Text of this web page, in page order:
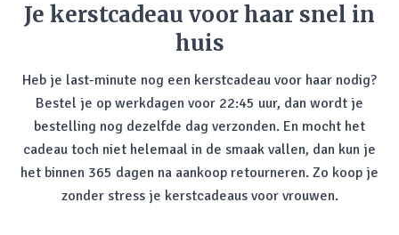
Je kerstcadeau voor haar snel in
huis
Heb je last-minute nog een kerstcadeau voor haar nodig?
Bestel je op werkdagen voor 22:45 uur, dan wordt je
bestelling nog dezelfde dag verzonden. En mocht het
cadeau toch niet helemaal in de smaak vallen, dan kun je
het binnen 365 dagen na aankoop retourneren. Zo koop je
zonder stress je kerstcadeaus voor vrouwen.